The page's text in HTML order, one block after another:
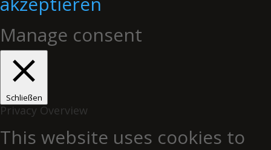
Manage consent
Schließen
Privacy Overview
This website uses cookies to